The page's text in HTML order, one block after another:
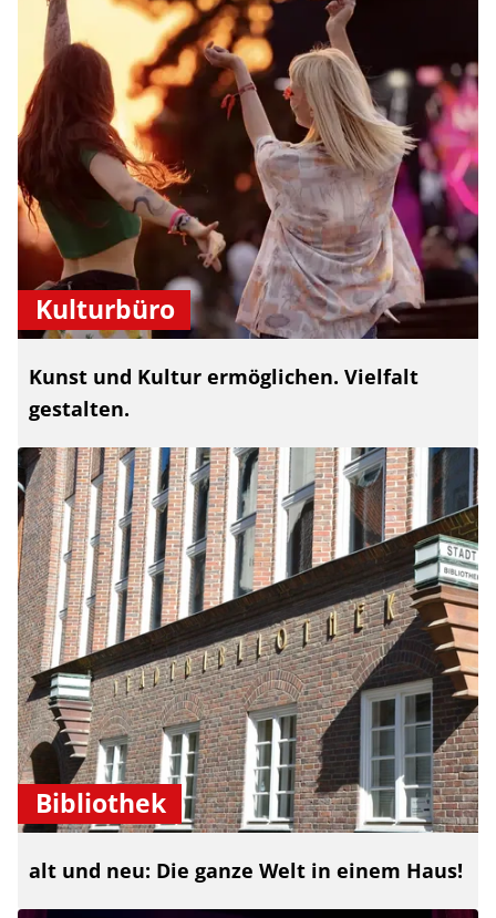
Kulturbüro
Kunst und Kultur ermöglichen. Vielfalt
gestalten.
Bibliothek
alt und neu: Die ganze Welt in einem Haus!